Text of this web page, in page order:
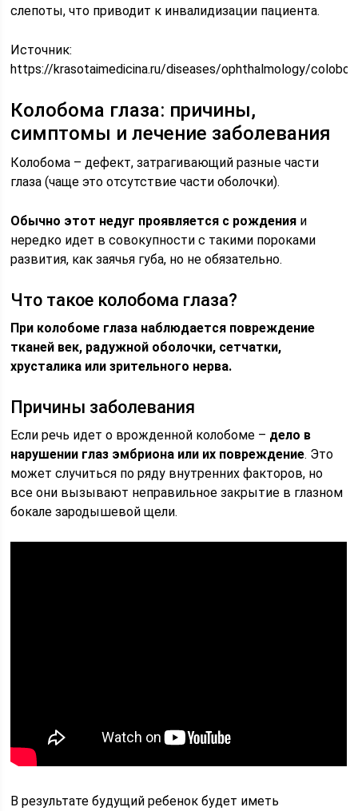
слепоты, что приводит к инвалидизации пациента.
Источник:
https://krasotaimedicina.ru/diseases/ophthalmology/
Колобома глаза: причины,
симптомы и лечение заболевания
Колобома – дефект, затрагивающий разные части
глаза (чаще это отсутствие части оболочки).
Обычно этот недуг проявляется с рождения и
нередко идет в совокупности с такими пороками
развития, как заячья губа, но не обязательно.
Что такое колобома глаза?
При колобоме глаза наблюдается повреждение
тканей век, радужной оболочки, сетчатки,
хрусталика или зрительного нерва.
Причины заболевания
Если речь идет о врожденной колобоме – дело в
нарушении глаз эмбриона или их повреждение. Это
может случиться по ряду внутренних факторов, но
все они вызывают неправильное закрытие в глазном
бокале зародышевой щели.
В результате будущий ребенок будет иметь